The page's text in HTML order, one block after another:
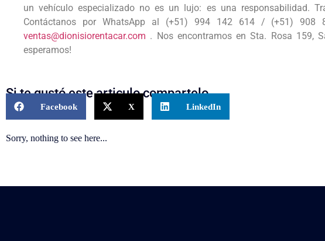
un vehículo especializado no es un lujo: es una responsabilidad.
Contáctanos por WhatsApp al (+51) 994 142 614 / (+51) 908
ventas@dionisiorentacar.com .
Nos encontramos en Sta. Rosa 159,
esperamos!
Si te gustó este articulo compartelo
Facebook X LinkedIn
Sorry, nothing to see here...